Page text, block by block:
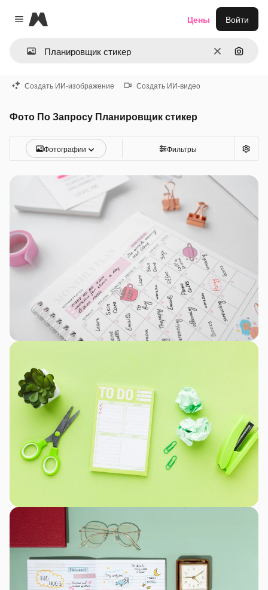
Close menu
Magnific
ОчиститьПоиск
Цены Войти
Создать ИИ-изображение Создать ИИ-видео
Фото По Запросу Планировщик стикер
Фотографии Фильтры